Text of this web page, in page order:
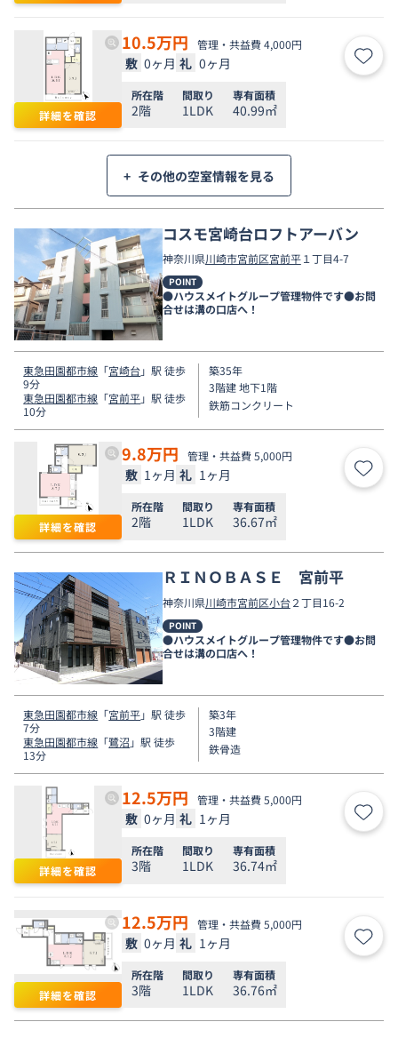
詳細を確認
10.5万円 管理・共益費 4,000円
敷 0ヶ月 礼 0ヶ月 お気
所在階
2階
間取り
1LDK
専有面積
40.99㎡
+ その他の空室情報を見る
コスモ宮崎台ロフトアーバン
神奈川県川崎市宮前区宮前平１丁目4-7
POINT
●ハウスメイトグループ管理物件です●お問
合せは溝の口店へ！
東急田園都市線 「宮崎台」駅 徒歩
9分
東急田園都市線 「宮前平」駅 徒歩
10分
築35年
3階建 地下1階
鉄筋コンクリート
詳細を確認
9.8万円 管理・共益費 5,000円
敷 1ヶ月 礼 1ヶ月 お気
所在階
2階
間取り
1LDK
専有面積
36.67㎡
ＲＩＮＯＢＡＳＥ 宮前平
神奈川県川崎市宮前区小台２丁目16-2
POINT
●ハウスメイトグループ管理物件です●お問
合せは溝の口店へ！
東急田園都市線 「宮前平」駅 徒歩
7分
東急田園都市線 「鷺沼 」駅 徒歩
13分
築3年
3階建
鉄骨造
詳細を確認
12.5万円 管理・共益費 5,000円
敷 0ヶ月 礼 1ヶ月 お気
所在階
3階
間取り
1LDK
専有面積
36.74㎡
詳細を確認
12.5万円 管理・共益費 5,000円
敷 0ヶ月 礼 1ヶ月 お気
所在階
3階
間取り
1LDK
専有面積
36.76㎡